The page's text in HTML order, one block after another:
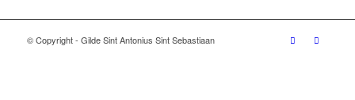
© Copyright - Gilde Sint Antonius Sint Sebastiaan